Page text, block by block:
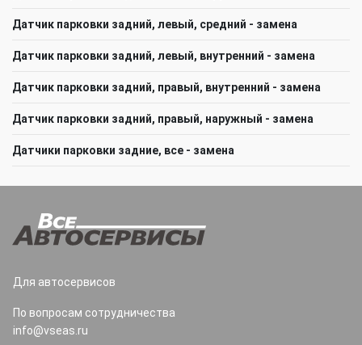
Датчик парковки задний, левый, средний - замена
Датчик парковки задний, левый, внутренний - замена
Датчик парковки задний, правый, внутренний - замена
Датчик парковки задний, правый, наружный - замена
Датчики парковки задние, все - замена
Для автосервисов
По вопросам сотрудничества
info@vseas.ru